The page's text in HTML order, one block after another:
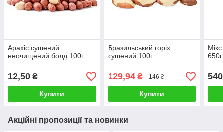
Арахіс сушений
неочищений болд 100г
12,50 ₴
Купити
Бразильський горіх
сушений 100г
129,94₴ 146 ₴
Купити
650г
540
Акційні пропозиції та новинки